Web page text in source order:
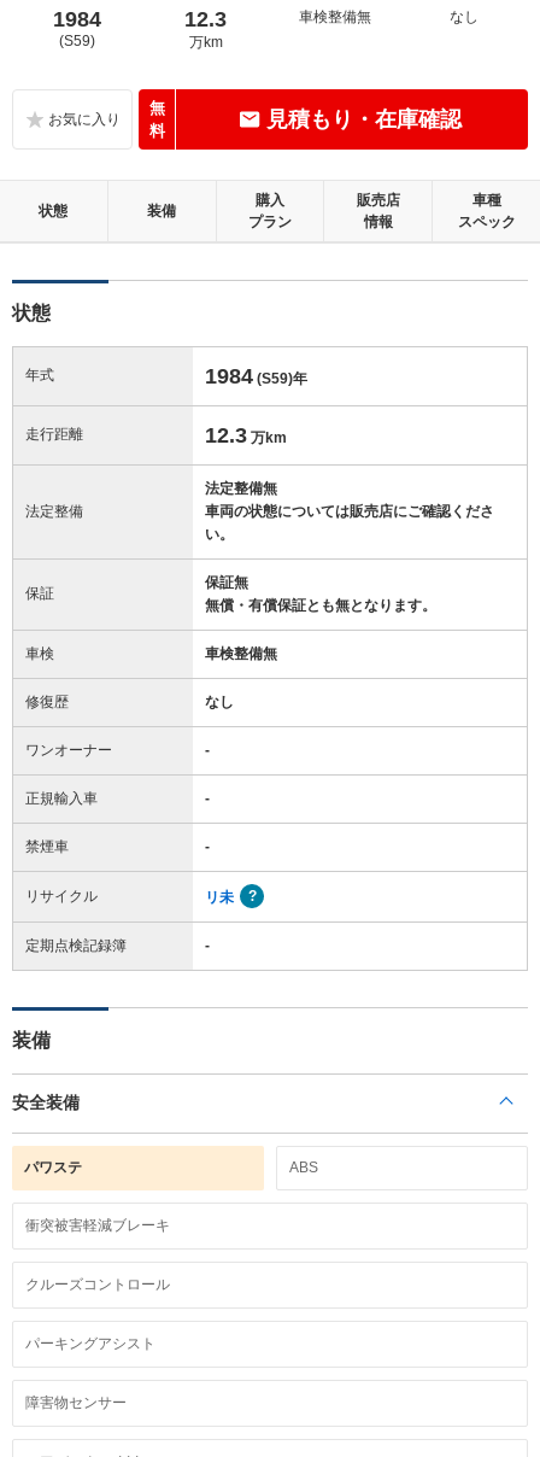
1984
(S59)
12.3
万km
車検整備無
なし
無
料
見積もり・在庫確認
状態 装備
購入
プラン
販売店
情報
車種
スペック
状態
年式 1984 (S59)年
走行距離 12.3 万km
法定整備
法定整備無
車両の状態については販売店にご確認くださ
い。
保証
保証無
無償・有償保証とも無となります。
車検 車検整備無
修復歴 なし
ワンオーナー -
正規輸入車 -
禁煙車 -
リサイクル リ未
定期点検記録簿 -
装備
安全装備
パワステ ABS
衝突被害軽減ブレーキ
クルーズコントロール
パーキングアシスト
障害物センサー